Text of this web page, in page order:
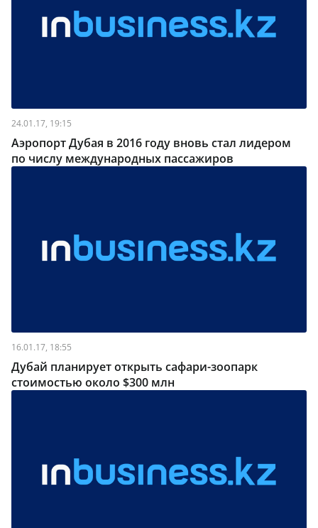
24.01.17, 19:15
Аэропорт Дубая в 2016 году вновь стал лидером
по числу международных пассажиров
16.01.17, 18:55
Дубай планирует открыть сафари-зоопарк
стоимостью около $300 млн